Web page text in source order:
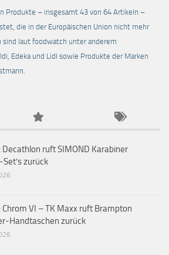
Produkte – insgesamt 43 von 64 Artikeln –
die in der Europäischen Union nicht mehr
sind laut foodwatch unter anderem
Edeka und Lidl sowie Produkte der Marken
Decathlon ruft SIMOND Karabiner
zurück
Chrom VI – TK Maxx ruft Brampton
Handtaschen zurück